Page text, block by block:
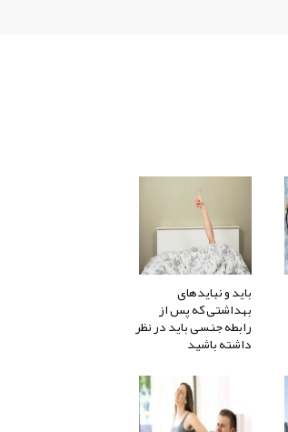
باید و نبایدهای
بهداشتی که پس از
رابطه جنسی باید در نظر
داشته باشید